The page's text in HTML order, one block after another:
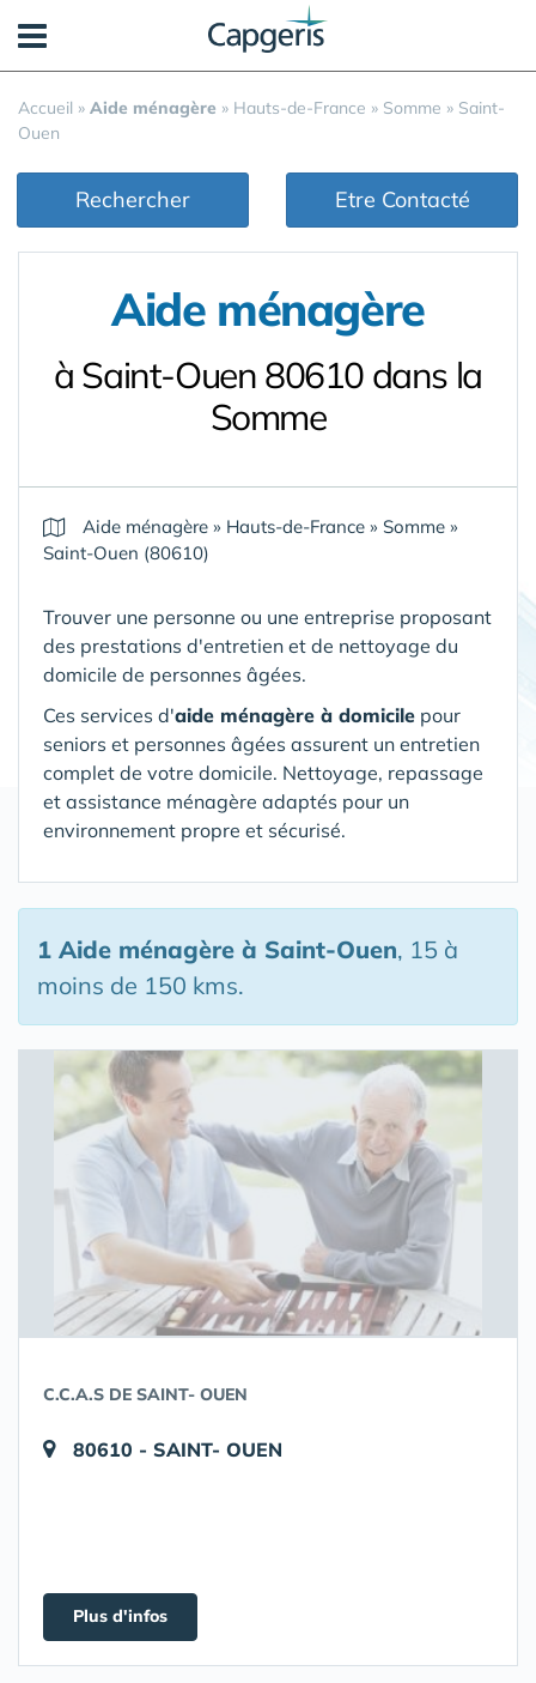
Accueil » Aide ménagère » Hauts-de-France » Somme » Saint-
Ouen
Rechercher Etre Contacté
Aide ménagère
à Saint-Ouen 80610 dans la
Somme
Aide ménagère » Hauts-de-France » Somme »
Saint-Ouen (80610)
Trouver une personne ou une entreprise proposant
des prestations d'entretien et de nettoyage du
domicile de personnes âgées.
Ces services d'aide ménagère à domicile pour
seniors et personnes âgées assurent un entretien
complet de votre domicile. Nettoyage, repassage
et assistance ménagère adaptés pour un
environnement propre et sécurisé.
1 Aide ménagère à Saint-Ouen, 15 à
moins de 150 kms.
C.C.A.S DE SAINT- OUEN
80610 - SAINT- OUEN
Plus d'infos